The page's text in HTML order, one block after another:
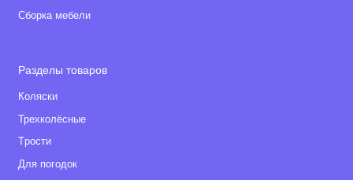
Сборка мебели
Разделы товаров
Коляски
Трехколёсные
Tрости
Для погодок